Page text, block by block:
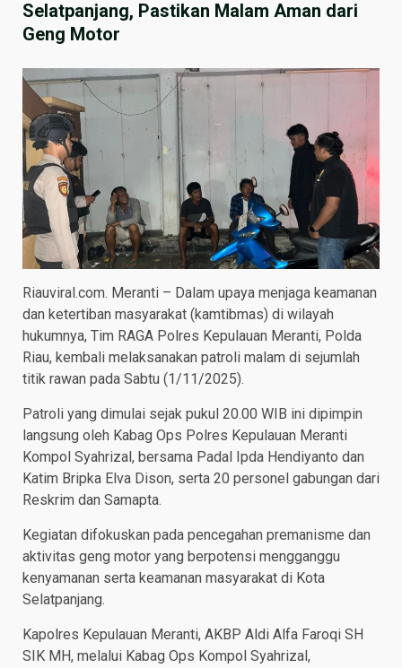
Selatpanjang, Pastikan Malam Aman dari
Geng Motor
Riauviral.com. Meranti – Dalam upaya menjaga keamanan
dan ketertiban masyarakat (kamtibmas) di wilayah
hukumnya, Tim RAGA Polres Kepulauan Meranti, Polda
Riau, kembali melaksanakan patroli malam di sejumlah
titik rawan pada Sabtu (1/11/2025).
Patroli yang dimulai sejak pukul 20.00 WIB ini dipimpin
langsung oleh Kabag Ops Polres Kepulauan Meranti
Kompol Syahrizal, bersama Padal Ipda Hendiyanto dan
Katim Bripka Elva Dison, serta 20 personel gabungan dari
Reskrim dan Samapta.
Kegiatan difokuskan pada pencegahan premanisme dan
aktivitas geng motor yang berpotensi mengganggu
kenyamanan serta keamanan masyarakat di Kota
Selatpanjang.
Kapolres Kepulauan Meranti, AKBP Aldi Alfa Faroqi SH
SIK MH, melalui Kabag Ops Kompol Syahrizal,